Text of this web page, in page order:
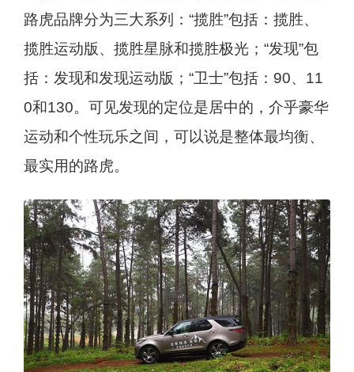
路虎品牌分为三大系列：“揽胜”包括：揽胜、
揽胜运动版、揽胜星脉和揽胜极光；“发现”包
括：发现和发现运动版；“卫士”包括：90、11
0和130。可见发现的定位是居中的，介乎豪华
运动和个性玩乐之间，可以说是整体最均衡、
最实用的路虎。